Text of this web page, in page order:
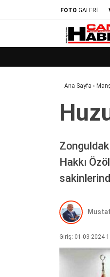
FOTO GALERİ
Ana Sayfa ›
Hakkı
Giriş: 01-03-2024